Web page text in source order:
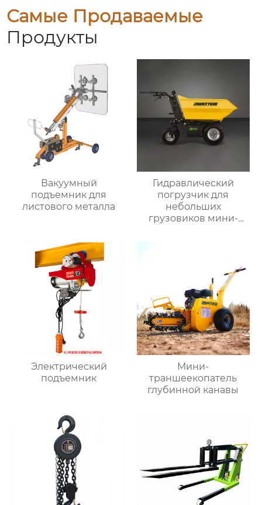
Самые Продаваемые
Продукты
Вакуумный
подъемник для
листового металла
Гидравлический
погрузчик для
небольших
грузовиков мини-
Электрический
подъемник
Мини-
траншеекопатель
глубинной канавы